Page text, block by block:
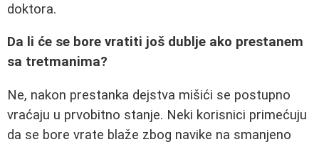
doktora.
Da li će se bore vratiti još dublje ako prestanem
sa tretmanima?
Ne, nakon prestanka dejstva mišići se postupno
vraćaju u prvobitno stanje. Neki korisnici primećuju
da se bore vrate blaže zbog navike na smanjeno